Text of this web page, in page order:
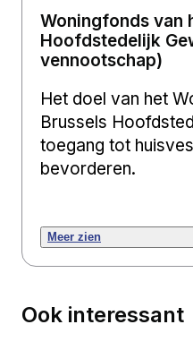
Woningfonds van
Hoofdstedelijk
vennootschap)
Het doel van het
Brussels
toegang tot
bevorderen.
Meer zien
Ook interessant